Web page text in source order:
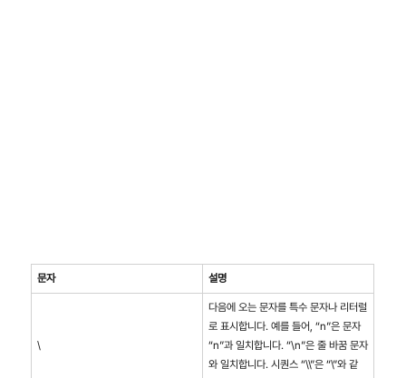
문자 설명
\
다음에 오는 문자를 특수 문자나 리터럴
로 표시합니다. 예를 들어, “n”은 문자
“n”과 일치합니다. “\n”은 줄 바꿈 문자
와 일치합니다. 시퀀스 “\\”은 “\”와 같